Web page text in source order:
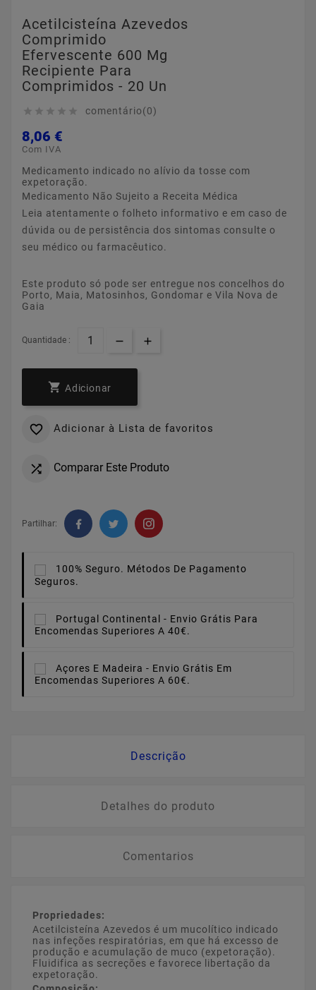
Acetilcisteína Azevedos
Comprimido
Efervescente 600 Mg
Recipiente Para
Comprimidos - 20 Un
     comentário(0)
8,06 €
Com IVA
Medicamento indicado no alívio da tosse com
expetoração.
Medicamento Não Sujeito a Receita Médica
Leia atentamente o folheto informativo e em caso de
dúvida ou de persistência dos sintomas consulte o
seu médico ou farmacêutico.
Este produto só pode ser entregue nos concelhos do
Porto, Maia, Matosinhos, Gondomar e Vila Nova de
Gaia
Quantidade :
 Adicionar
 Adicionar à Lista de favoritos
 Comparar Este Produto
Partilhar:
100% Seguro. Métodos De Pagamento
Seguros.
Portugal Continental - Envio Grátis Para
Encomendas Superiores A 40€.
Açores E Madeira - Envio Grátis Em
Encomendas Superiores A 60€.
Descrição
Detalhes do produto
Comentarios
Propriedades:
Acetilcisteína Azevedos é um mucolítico indicado
nas infeções respiratórias, em que há excesso de
produção e acumulação de muco (expetoração).
Fluidifica as secreções e favorece libertação da
expetoração.